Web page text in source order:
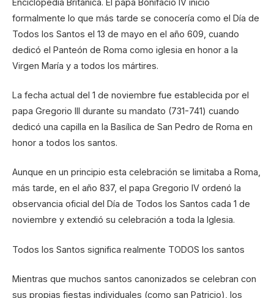
Enciclopedia Británica. El papa Bonifacio IV inició
formalmente lo que más tarde se conocería como el Día de
Todos los Santos el 13 de mayo en el año 609, cuando
dedicó el Panteón de Roma como iglesia en honor a la
Virgen María y a todos los mártires.
La fecha actual del 1 de noviembre fue establecida por el
papa Gregorio III durante su mandato (731-741) cuando
dedicó una capilla en la Basílica de San Pedro de Roma en
honor a todos los santos.
Aunque en un principio esta celebración se limitaba a Roma,
más tarde, en el año 837, el papa Gregorio IV ordenó la
observancia oficial del Día de Todos los Santos cada 1 de
noviembre y extendió su celebración a toda la Iglesia.
Todos los Santos significa realmente TODOS los santos
Mientras que muchos santos canonizados se celebran con
sus propias fiestas individuales (como san Patricio), los